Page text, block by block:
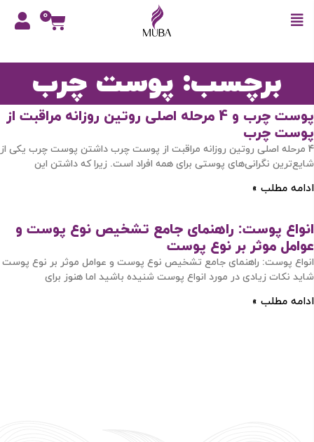
0
برچسب: پوست چرب
پوست چرب و 4 مرحله اصلی روتین روزانه مراقبت از
پوست چرب
4 مرحله اصلی روتین روزانه مراقبت از پوست چرب داشتن پوست چرب یکی از
شایع‌ترین نگرانی‌های پوستی برای همه افراد است. زیرا که داشتن این
ادامه مطلب »
انواع پوست: راهنمای جامع تشخیص نوع پوست و
عوامل موثر بر نوع پوست
انواع پوست: راهنمای جامع تشخیص نوع پوست و عوامل موثر بر نوع پوست
شاید نکات زیادی در مورد انواع پوست شنیده باشید اما هنوز برای
ادامه مطلب »